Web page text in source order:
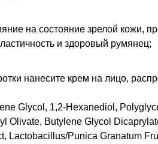
на состояние зрелой кожи,
и здоровый румянец;
нанесите крем на лицо,
Glycol, 1,2-Hexanediol,
Olivate, Butylene Glycol
Lactobacillus/Punica Granatum